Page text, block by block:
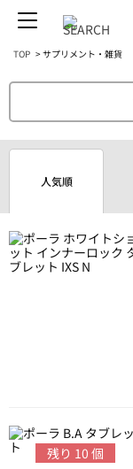
TOP >サプリメント・雑貨
人気順
残り 10 個